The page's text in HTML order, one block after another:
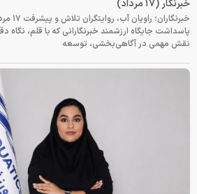
خبرنگار (۱۷ مرداد)
خبرنگاران؛
پاسداشت جایگاه ارزشمند خبرنگارانی که با قلم، نگاه
نقش مهمی در آگاهی‌بخشی، توسعه